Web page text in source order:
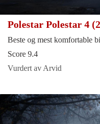
Polestar Polestar 4
Beste og mest komfortable
Score 9.4
Vurdert av Arvid